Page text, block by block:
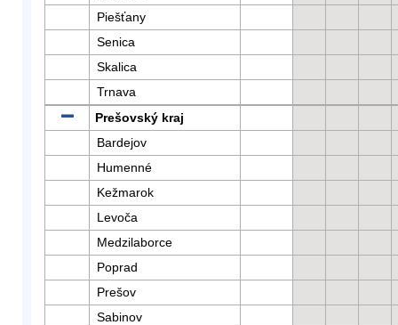
Piešťany
Senica
Skalica
Trnava
Prešovský kraj
Bardejov
Humenné
Kežmarok
Levoča
Medzilaborce
Poprad
Prešov
Sabinov